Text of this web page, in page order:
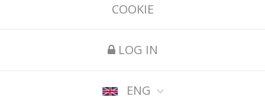
COOKIE
LOG IN
ENG